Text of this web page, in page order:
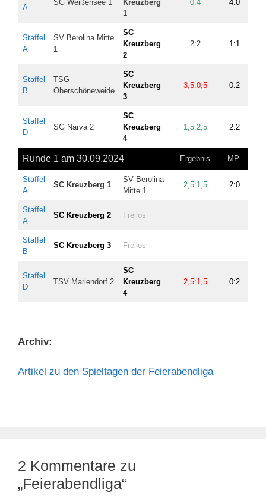
A
SG Weißensee 1
Kreuzberg
1
0:4 4:0
Staffel
A
SV Berolina Mitte
1
SC
Kreuzberg
2
2:2 1:1
Staffel
B
TSG
Oberschöneweide
SC
Kreuzberg
3
3,5:0,5 0:2
Staffel
D
SG Narva 2
SC
Kreuzberg
4
1,5:2,5 2:2
Runde 1 am 30.09.2024 Ergebnis MP
Staffel
A
SC Kreuzberg 1
SV Berolina
Mitte 1
2,5:1,5 2:0
Staffel
A
SC Kreuzberg 2 Freilos
Staffel
B
SC Kreuzberg 3 Freilos
Staffel
D
TSV Mariendorf 2
SC
Kreuzberg
4
2,5:1,5 0:2
Archiv:
Artikel zu den Spieltagen der Feierabendliga
2 Kommentare zu
„Feierabendliga“